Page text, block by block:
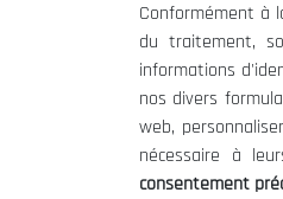
Le président
Organisation
Publications
Conformément à
du traitement,
informations
nos divers
web,
nécessaire à
consentement